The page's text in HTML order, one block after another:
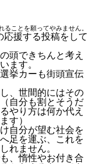
ことを願ってやみません。
援する投稿をして
頭できちんと考え
ます。
挙カーも街頭宣伝
、世間的にはその
自分も割とそうだ
やり方は何か代え
す）
自分が望む社会を
足を運ぶ、これを
れません。
、惰性やお付き合